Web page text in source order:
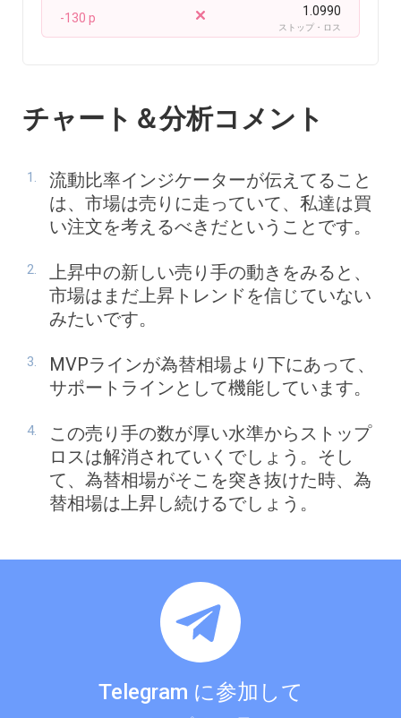
-130 p 1.0990
ストップ・ロス
チャート＆分析コメント
流動比率インジケーターが伝えてること
は、市場は売りに走っていて、私達は買
い注文を考えるべきだということです。
上昇中の新しい売り手の動きをみると、
市場はまだ上昇トレンドを信じていない
みたいです。
MVPラインが為替相場より下にあって、
サポートラインとして機能しています。
この売り手の数が厚い水準からストップ
ロスは解消されていくでしょう。そし
て、為替相場がそこを突き抜けた時、為
替相場は上昇し続けるでしょう。
Telegram に参加して